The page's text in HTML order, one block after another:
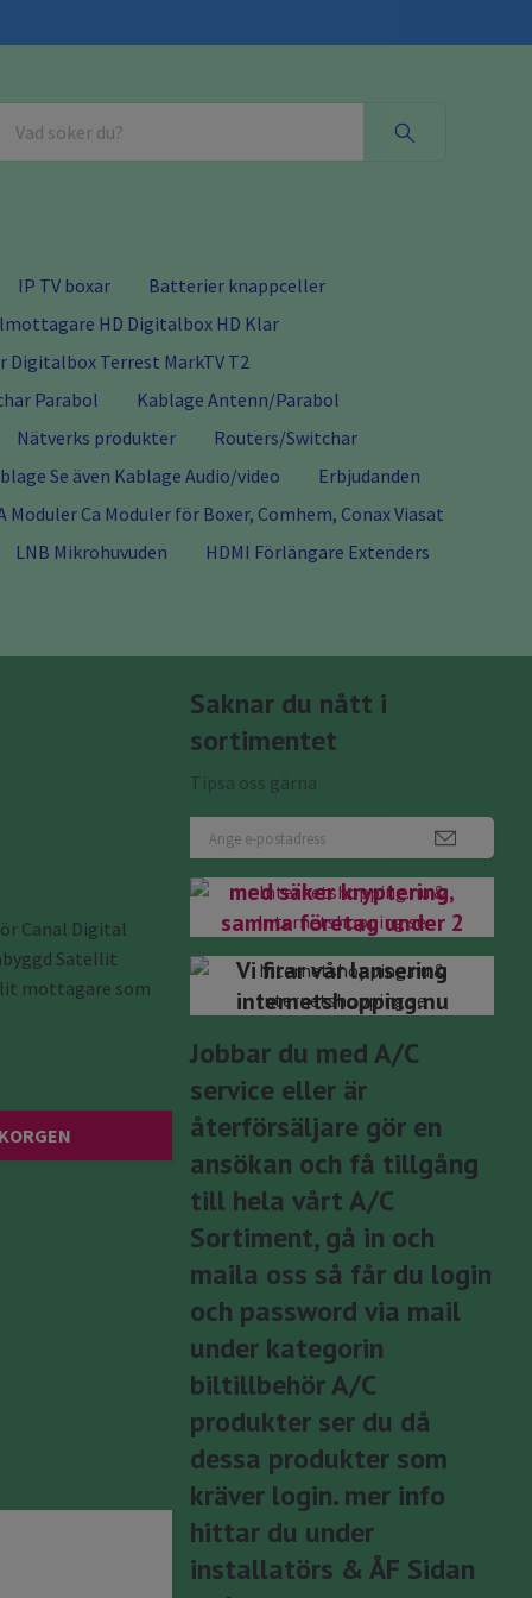
IP TV boxar
Batterier knappceller
HD Digitalbox HD Klar
Terrest MarkTV T2
Parabol
Kablage Antenn/Parabol
Nätverks produkter
Routers/Switchar
Se även Kablage Audio/video
Erbjudanden
Moduler Ca Moduler för Boxer, Comhem, Conax Viasat
LNB Mikrohuvuden
HDMI Förlängare Extenders
Saknar du nått i
sortimentet
Tipsa oss gärna
Nu har du kommit rätt
internetshopping.se
Internetshopping.nu
med säker kryptering,
samma företag under 2
domäner.bifirma till
Antenngrabben Teknik
& Data Välkomna!
Vi firar vår lansering
internetshopping.nu
Jobbar du med A/C
service eller är
återförsäljare gör en
ansökan och få tillgång
till hela vårt A/C
Sortiment, gå in och
maila oss så får du login
och password via mail
under kategorin
biltillbehör A/C
produkter ser du då
dessa produkter som
kräver login. mer info
hittar du under
installatörs & ÅF Sidan
Canal Digital
Satellit
mottagare som